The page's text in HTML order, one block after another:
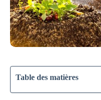
Table des matières